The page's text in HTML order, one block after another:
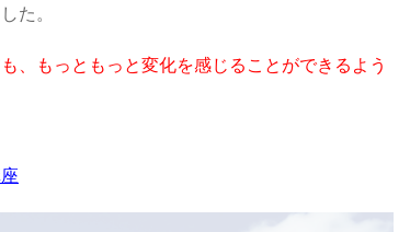
た。
、もっともっと変化を感じることができるよう